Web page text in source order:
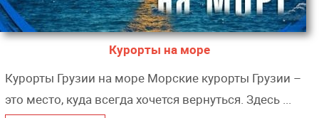
Курорты на море
Курорты Грузии на море Морские курорты Грузии –
это место, куда всегда хочется вернуться. Здесь ...